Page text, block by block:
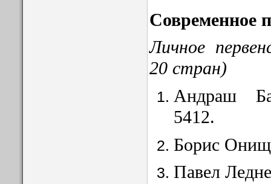
Современное
Личное
20 стран)
Андраш
5412.
Борис
Павел